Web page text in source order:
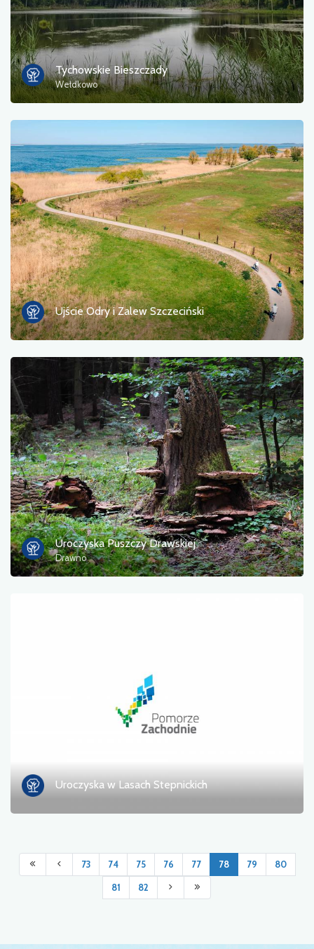
Tychowskie Bieszczady
Wełdkowo
Ujście Odry i Zalew Szczeciński
Uroczyska Puszczy Drawskiej
Drawno
Uroczyska w Lasach Stepnickich
73 74 75 76 77 78 79 80
81 82